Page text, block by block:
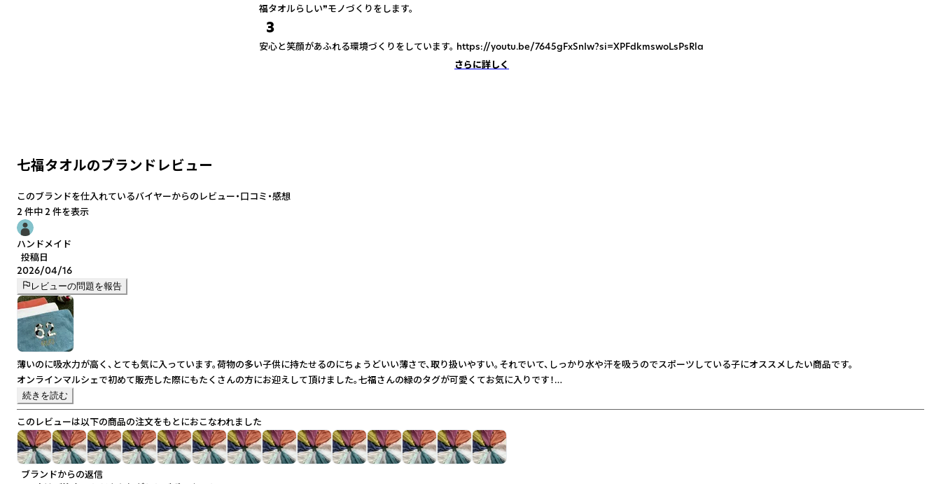
福タオルらしい❞モノづくりをします。
3
安心と笑顔があふれる環境づくりをしています。 https://youtu.be/7645gFxSnIw?si=XPFdkmswoLsPsRla
さらに詳しく
七福タオルのブランドレビュー
このブランドを仕入れているバイヤーからのレビュー・口コミ・感想
2 件中 2 件を表示
ハンドメイド
投稿日
2026/04/16
レビューの問題を報告
薄いのに吸水力が高く、とても気に入っています。荷物の多い子供に持たせるのにちょうどいい薄さで、取り扱いやすい。それでいて、しっかり水や汗を吸うのでスポーツしている子にオススメしたい商品です。
オンラインマルシェで初めて販売した際にもたくさんの方にお迎えして頂けました。七福さんの緑のタグが可愛くてお気に入りです！
リピートします！
続きを読む
このレビューは以下の商品の注文をもとにおこなわれました
ブランドからの返信